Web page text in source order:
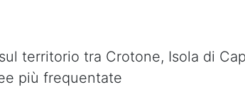
territorio tra Crotone, Isola di
più frequentate